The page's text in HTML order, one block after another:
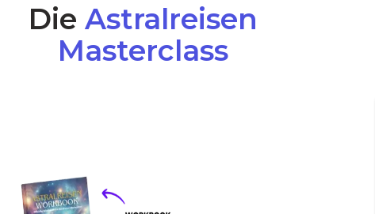
DieAstralreisen
Masterclass